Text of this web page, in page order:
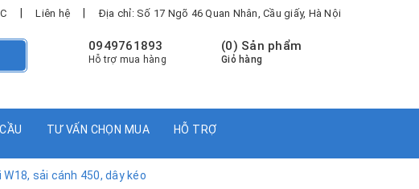
Liên hệ Địa chỉ: Số 17 Ngõ 46 Quan Nhân, Cầu giấy, Hà Nội
(0) Sản phẩm
Giỏ hàng
0949761893
Hỗ trợ mua hàng
TƯ VẤN CHỌN MUA HỖ TRỢ
sải cánh 450, dây kéo